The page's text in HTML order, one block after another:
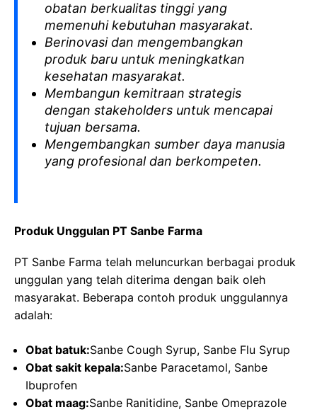
obatan berkualitas tinggi yang
memenuhi kebutuhan masyarakat.
Berinovasi dan mengembangkan
produk baru untuk meningkatkan
kesehatan masyarakat.
Membangun kemitraan strategis
dengan stakeholders untuk mencapai
tujuan bersama.
Mengembangkan sumber daya manusia
yang profesional dan berkompeten.
Produk Unggulan PT Sanbe Farma
PT Sanbe Farma telah meluncurkan berbagai produk
unggulan yang telah diterima dengan baik oleh
masyarakat. Beberapa contoh produk unggulannya
adalah:
Obat batuk:Sanbe Cough Syrup, Sanbe Flu Syrup
Obat sakit kepala:Sanbe Paracetamol, Sanbe
Ibuprofen
Obat maag:Sanbe Ranitidine, Sanbe Omeprazole